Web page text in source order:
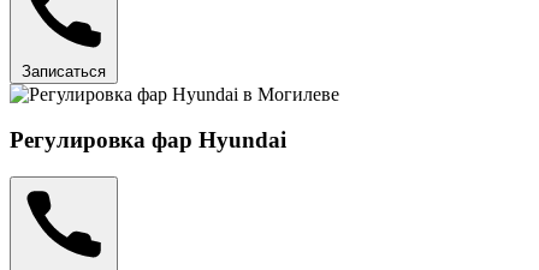
Записаться
Регулировка фар Hyundai